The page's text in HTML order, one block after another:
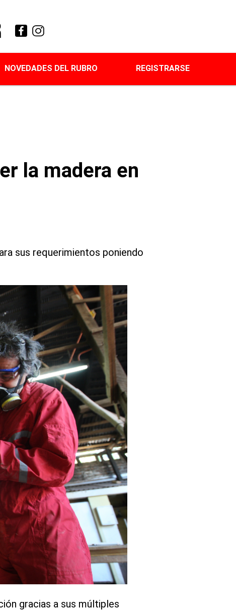
NOVEDADES DEL RUBRO REGISTRARSE
la madera en
sus requerimientos poniendo
gracias a sus múltiples